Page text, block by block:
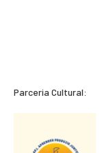
Parceria Cultural: